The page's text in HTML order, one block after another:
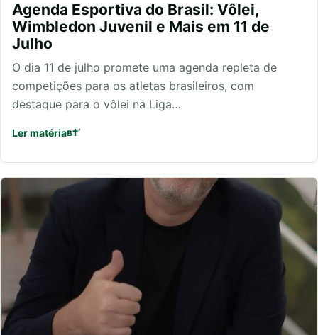
Agenda Esportiva do Brasil: Vôlei,
Wimbledon Juvenil e Mais em 11 de
Julho
O dia 11 de julho promete uma agenda repleta de
competições para os atletas brasileiros, com
destaque para o vôlei na Liga…
Ler matéria